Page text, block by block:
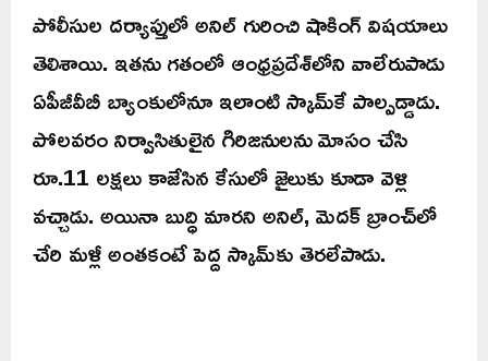
పోలీసుల దర్యాప్తులో అనిల్ గురించి షాకింగ్ విషయాలు
తెలిశాయి. ఇతను గతంలో ఆంధ్రప్రదేశ్‌లోని వాలేరుపాడు
ఏపీజీవీబీ బ్యాంకులోనూ ఇలాంటి స్కామ్‌కే పాల్పడ్డాడు.
పోలవరం నిర్వాసితులైన గిరిజనులను మోసం చేసి
రూ.11 లక్షలు కాజేసిన కేసులో జైలుకు కూడా వెళ్లి
వచ్చాడు. అయినా బుద్ధి మారని అనిల్, మెదక్ బ్రాంచ్‌లో
చేరి మళ్లీ అంతకంటే పెద్ద స్కామ్‌కు తెరలేపాడు.